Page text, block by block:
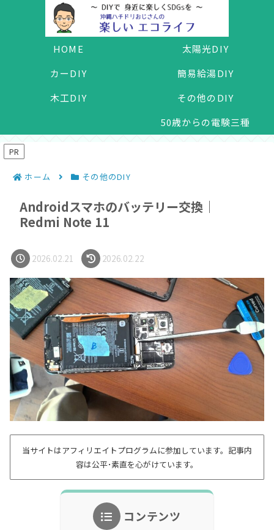
HOME
太陽光DIY
カーDIY
簡易給湯DIY
木工DIY
その他のDIY
50歳からの電験三種
PR
ホーム その他のDIY
Androidスマホのバッテリー交換｜
Redmi Note 11
2026.02.21 2026.02.22
当サイトはアフィリエイトプログラムに参加しています。記事内
容は公平･素直を心がけています。
コンテンツ